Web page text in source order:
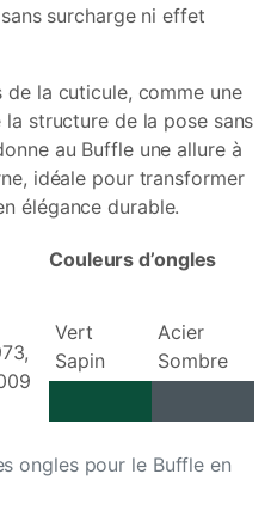
surcharge ni effet
de la cuticule, comme une
structure de la pose sans
au Buffle une allure à
idéale pour transformer
élégance durable.
ongles pour le Buffle en
Couleurs d’ongles
Vert
Sapin
Acier
Sombre